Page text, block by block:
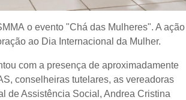
o evento "Chá das Mulheres". A ação
ao Dia Internacional da Mulher.
com a presença de aproximadamente
conselheiras tutelares, as vereadoras
de Assistência Social, Andrea Cristina